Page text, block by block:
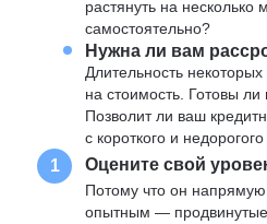
растянуть на
самостоятельно?
Нужна ли вам
Длительность
на стоимость. Готовы ли
Позволит ли ваш
с короткого и
1 Оцените свой
Потому что он
опытным — продвинутые